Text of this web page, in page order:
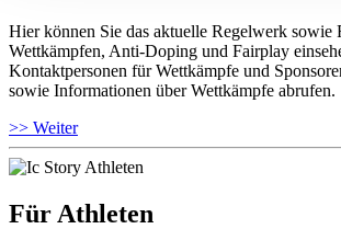
Hier können Sie das aktuelle Regelwerk sowie
Wettkämpfen, Anti-Doping und Fairplay
Kontaktpersonen für Wettkämpfe und
sowie Informationen über Wettkämpfe abrufen.
>> Weiter
Für Athleten